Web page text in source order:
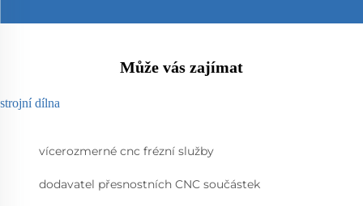
Může vás zajímat
strojní dílna
vícerozmerné cnc frézní služby
dodavatel přesnostních CNC součástek